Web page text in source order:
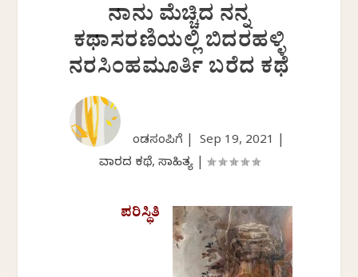
ನಾನು ಮೆಚ್ಚಿದ ನನ್ನ
ಕಥಾಸರಣಿಯಲ್ಲಿ ಬಿದರಹಳ್ಳಿ
ನರಸಿಂಹಮೂರ್ತಿ ಬರೆದ ಕಥೆ
ಕೆಂಡಸಂಪಿಗೆ | Sep 19, 2021
ವಾರದ ಕಥೆ, ಸಾಹಿತ್ಯ|
ಪರಿಸ್ಥಿತಿ